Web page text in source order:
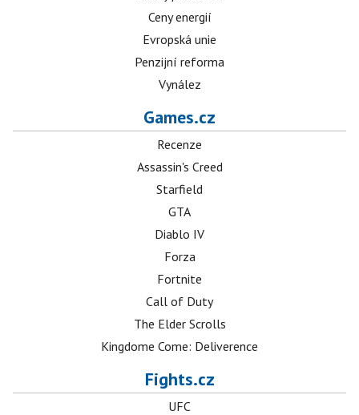
Ceny energií
Evropská unie
Penzijní reforma
Vynález
Games.cz
Recenze
Assassin's Creed
Starfield
GTA
Diablo IV
Forza
Fortnite
Call of Duty
The Elder Scrolls
Kingdome Come: Deliverence
Fights.cz
UFC